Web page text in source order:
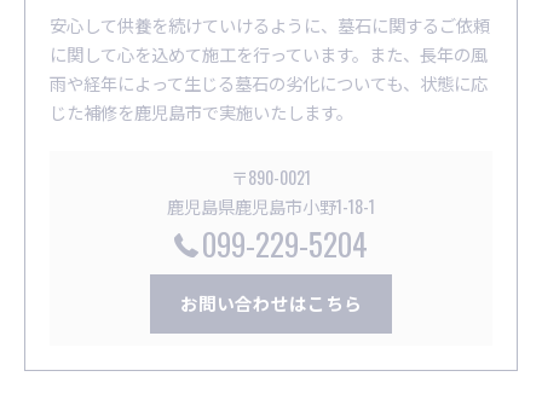
安心して供養を続けていけるように、墓石に関するご依頼
に関して心を込めて施工を行っています。また、長年の風
雨や経年によって生じる墓石の劣化についても、状態に応
じた補修を鹿児島市で実施いたします。
〒890-0021
鹿児島県鹿児島市小野1-18-1
099-229-5204
お問い合わせはこちら